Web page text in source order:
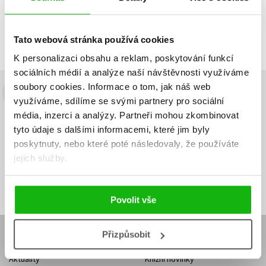
Tato webová stránka používá cookies
K personalizaci obsahu a reklam, poskytování funkcí
sociálních médií a analýze naší návštěvnosti využíváme
soubory cookies. Informace o tom, jak náš web
využíváme, sdílíme se svými partnery pro sociální
média, inzerci a analýzy. Partneři mohou zkombinovat
tyto údaje s dalšími informacemi, které jim byly
poskytnuty, nebo které poté následovaly, že používáte
jejich služby.
Povolit vše
Přizpůsobit
Zobrazuji 1 až 1 z celkem 1 záznamů
Předchozí 1 Další
Budete to vědět jako první!
Zajímá Vás, jaký knižní hit právě vychází, na jaké zboží je výhodná
sleva, jaká běží soutěž o ceny? Přihlášením k odběru našich e-
mailových novineksouhlasíte se zpracováním osobních údajů.
mailová
adresa
mailová
adresa
Vaše e-mailová adresa Přihlásit se
Aktuality
Knižní novinky